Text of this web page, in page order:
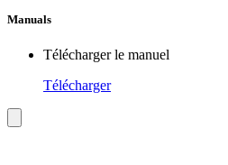
Manuals
Télécharger le manuel
Télécharger